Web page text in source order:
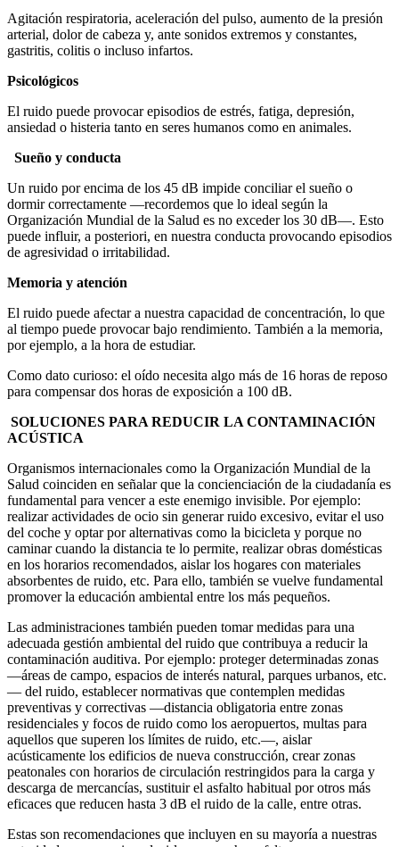
Agitación respiratoria, aceleración del pulso, aumento de la presión
arterial, dolor de cabeza y, ante sonidos extremos y constantes,
gastritis, colitis o incluso infartos.
Psicológicos
El ruido puede provocar episodios de estrés, fatiga, depresión,
ansiedad o histeria tanto en seres humanos como en animales.
Sueño y conducta
Un ruido por encima de los 45 dB impide conciliar el sueño o
dormir correctamente —recordemos que lo ideal según la
Organización Mundial de la Salud es no exceder los 30 dB—. Esto
puede influir, a posteriori, en nuestra conducta provocando episodios
de agresividad o irritabilidad.
Memoria y atención
El ruido puede afectar a nuestra capacidad de concentración, lo que
al tiempo puede provocar bajo rendimiento. También a la memoria,
por ejemplo, a la hora de estudiar.
Como dato curioso: el oído necesita algo más de 16 horas de reposo
para compensar dos horas de exposición a 100 dB.
SOLUCIONES PARA REDUCIR LA CONTAMINACIÓN
ACÚSTICA
Organismos internacionales como la Organización Mundial de la
Salud coinciden en señalar que la concienciación de la ciudadanía es
fundamental para vencer a este enemigo invisible. Por ejemplo:
realizar actividades de ocio sin generar ruido excesivo, evitar el uso
del coche y optar por alternativas como la bicicleta y porque no
caminar cuando la distancia te lo permite, realizar obras domésticas
en los horarios recomendados, aislar los hogares con materiales
absorbentes de ruido, etc. Para ello, también se vuelve fundamental
promover la educación ambiental entre los más pequeños.
Las administraciones también pueden tomar medidas para una
adecuada gestión ambiental del ruido que contribuya a reducir la
contaminación auditiva. Por ejemplo: proteger determinadas zonas
—áreas de campo, espacios de interés natural, parques urbanos, etc.
— del ruido, establecer normativas que contemplen medidas
preventivas y correctivas —distancia obligatoria entre zonas
residenciales y focos de ruido como los aeropuertos, multas para
aquellos que superen los límites de ruido, etc.—, aislar
acústicamente los edificios de nueva construcción, crear zonas
peatonales con horarios de circulación restringidos para la carga y
descarga de mercancías, sustituir el asfalto habitual por otros más
eficaces que reducen hasta 3 dB el ruido de la calle, entre otras.
Estas son recomendaciones que incluyen en su mayoría a nuestras